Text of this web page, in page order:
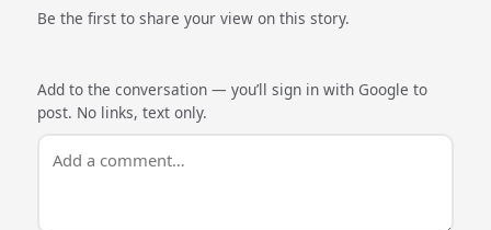
Be the first to share your view on this story.
Add to the conversation — you’ll sign in with Google to
post. No links, text only.